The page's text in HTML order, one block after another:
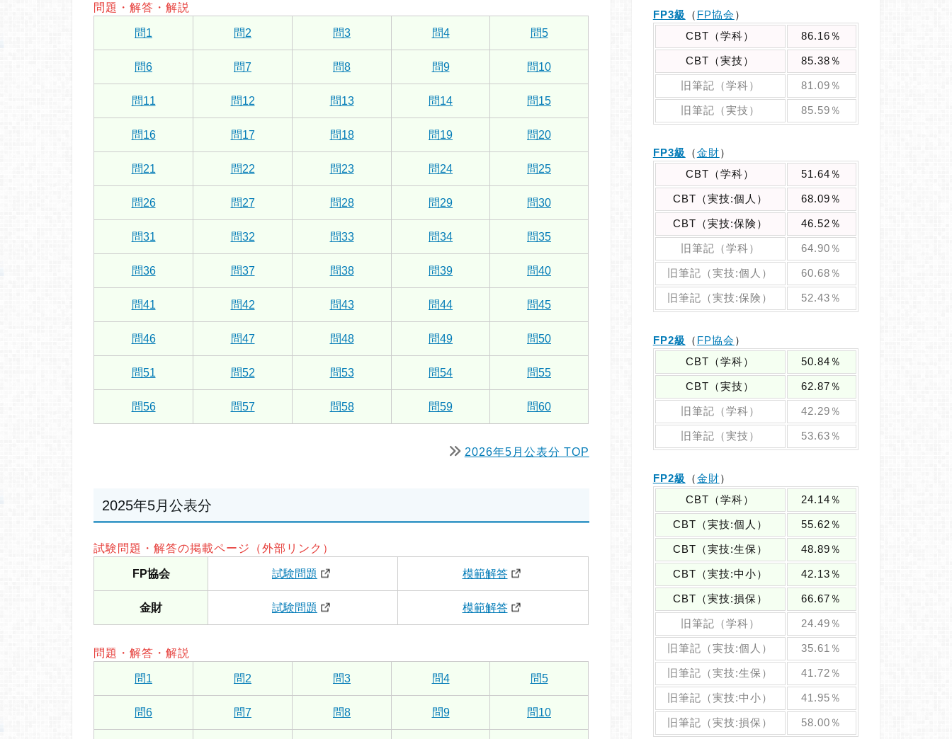
問題・解答・解説
問1 問2 問3 問4 問5
問6 問7 問8 問9 問10
問11 問12 問13 問14 問15
問16 問17 問18 問19 問20
問21 問22 問23 問24 問25
問26 問27 問28 問29 問30
問31 問32 問33 問34 問35
問36 問37 問38 問39 問40
問41 問42 問43 問44 問45
問46 問47 問48 問49 問50
問51 問52 問53 問54 問55
問56 問57 問58 問59 問60
2026年5月公表分 TOP
2025年5月公表分
試験問題・解答の掲載ページ（外部リンク）
FP協会 試験問題 模範解答
金財 試験問題 模範解答
問題・解答・解説
問1 問2 問3 問4 問5
問6 問7 問8 問9 問10
FP3級 （ FP協会 ）
CBT（学科）
86.16％
CBT（実技） 85.38％
旧筆記（学科） 81.09％
旧筆記（実技） 85.59％
FP3級 （金財）
CBT（学科）
51.64％
CBT（実技:個人） 68.09％
CBT（実技:保険） 46.52％
旧筆記（学科） 64.90％
旧筆記（実技:個人） 60.68％
旧筆記（実技:保険） 52.43％
FP2級 （ FP協会 ）
CBT（学科）
50.84％
CBT（実技） 62.87％
旧筆記（学科） 42.29％
旧筆記（実技） 53.63％
FP2級 （金財）
CBT（学科）
24.14％
CBT（実技:個人） 55.62％
CBT（実技:生保） 48.89％
CBT（実技:中小） 42.13％
CBT（実技:損保） 66.67％
旧筆記（学科） 24.49％
旧筆記（実技:個人） 35.61％
旧筆記（実技:生保） 41.72％
旧筆記（実技:中小） 41.95％
旧筆記（実技:損保） 58.00％